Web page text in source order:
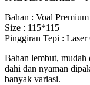
Bahan : Voal Premium
Size : 115*115
Pinggiran Tepi : Laser
Bahan lembut, mudah
dahi dan nyaman
banyak variasi.